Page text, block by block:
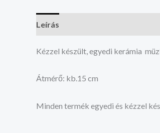
Leírás
Kézzel készült, egyedi kerámia
Átmérő: kb.15 cm
Minden termék egyedi és kézzel